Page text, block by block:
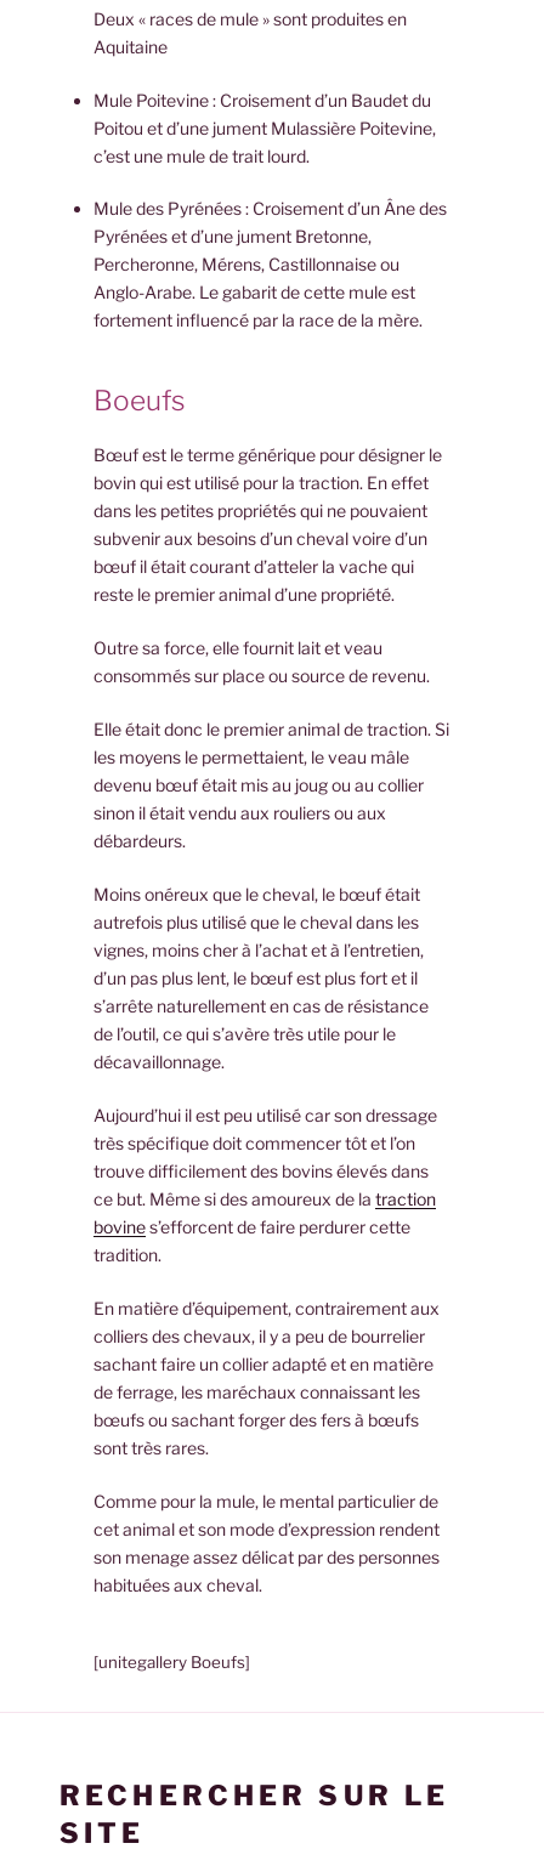
Deux « races de mule » sont produites en
Aquitaine
Mule Poitevine : Croisement d’un Baudet du
Poitou et d’une jument Mulassière Poitevine,
c’est une mule de trait lourd.
Mule des Pyrénées : Croisement d’un Âne des
Pyrénées et d’une jument Bretonne,
Percheronne, Mérens, Castillonnaise ou
Anglo-Arabe. Le gabarit de cette mule est
fortement influencé par la race de la mère.
Boeufs
Bœuf est le terme générique pour désigner le
bovin qui est utilisé pour la traction. En effet
dans les petites propriétés qui ne pouvaient
subvenir aux besoins d’un cheval voire d’un
bœuf il était courant d’atteler la vache qui
reste le premier animal d’une propriété.
Outre sa force, elle fournit lait et veau
consommés sur place ou source de revenu.
Elle était donc le premier animal de traction. Si
les moyens le permettaient, le veau mâle
devenu bœuf était mis au joug ou au collier
sinon il était vendu aux rouliers ou aux
débardeurs.
Moins onéreux que le cheval, le bœuf était
autrefois plus utilisé que le cheval dans les
vignes, moins cher à l’achat et à l’entretien,
d’un pas plus lent, le bœuf est plus fort et il
s’arrête naturellement en cas de résistance
de l’outil, ce qui s’avère très utile pour le
décavaillonnage.
Aujourd’hui il est peu utilisé car son dressage
très spécifique doit commencer tôt et l’on
trouve difficilement des bovins élevés dans
ce but. Même si des amoureux de la traction
bovines’efforcent de faire perdurer cette
tradition.
En matière d’équipement, contrairement aux
colliers des chevaux, il y a peu de bourrelier
sachant faire un collier adapté et en matière
de ferrage, les maréchaux connaissant les
bœufs ou sachant forger des fers à bœufs
sont très rares.
Comme pour la mule, le mental particulier de
cet animal et son mode d’expression rendent
son menage assez délicat par des personnes
habituées aux cheval.
[unitegallery Boeufs]
RECHERCHER SUR LE
SITE